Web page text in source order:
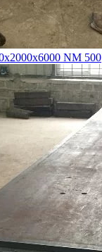
NM 500